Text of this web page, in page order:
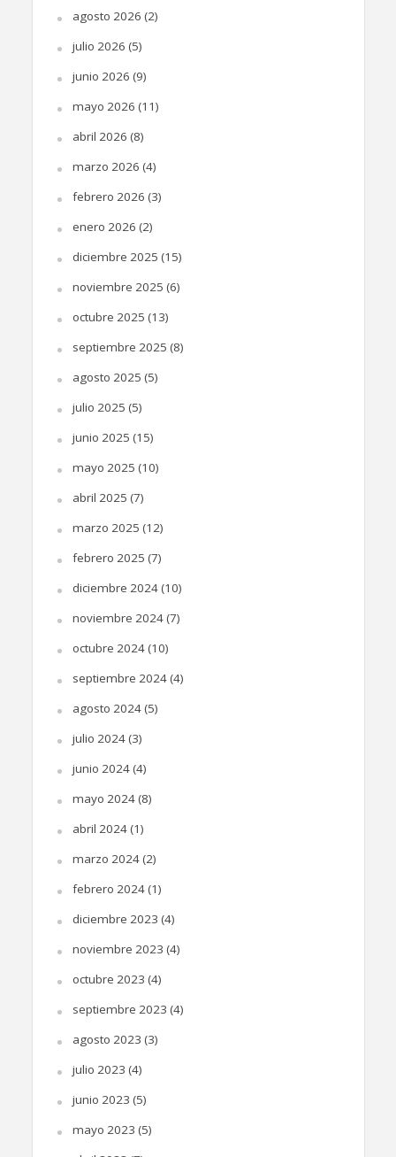
agosto 2026 (2)
julio 2026 (5)
junio 2026 (9)
mayo 2026 (11)
abril 2026 (8)
marzo 2026 (4)
febrero 2026 (3)
enero 2026 (2)
diciembre 2025 (15)
noviembre 2025 (6)
octubre 2025 (13)
septiembre 2025 (8)
agosto 2025 (5)
julio 2025 (5)
junio 2025 (15)
mayo 2025 (10)
abril 2025 (7)
marzo 2025 (12)
febrero 2025 (7)
diciembre 2024(10)
noviembre 2024(7)
octubre 2024(10)
septiembre 2024(4)
agosto 2024(5)
julio 2024(3)
junio 2024(4)
mayo 2024(8)
abril 2024(1)
marzo 2024(2)
febrero 2024(1)
diciembre 2023 (4)
noviembre 2023 (4)
octubre 2023 (4)
septiembre 2023 (4)
agosto 2023 (3)
julio 2023 (4)
junio 2023 (5)
mayo 2023 (5)